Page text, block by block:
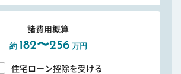
諸費用概算
約 182〜256 万円
住宅ローン控除を受ける